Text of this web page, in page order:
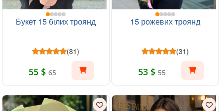
Букет 15 білих троянд
(81)
55 $ 65
15 рожевих троянд
(31)
53 $ 55